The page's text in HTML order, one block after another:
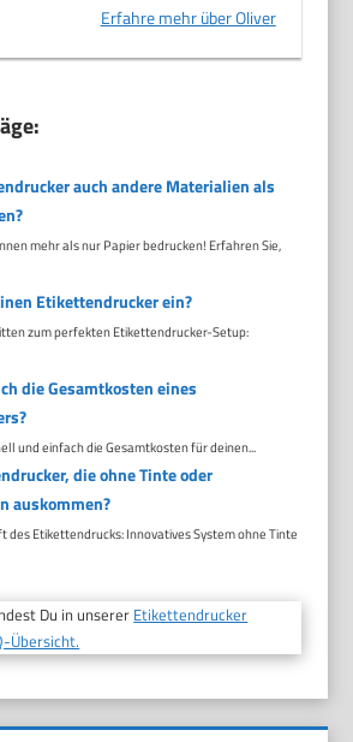
Erfahre mehr über Oliver
auch andere Materialien als
mehr als nur Papier bedrucken! Erfahren Sie,
Etikettendrucker ein?
zum perfekten Etikettendrucker-Setup:
die Gesamtkosten eines
und einfach die Gesamtkosten für deinen...
die ohne Tinte oder
auskommen?
des Etikettendrucks: Innovatives System ohne Tinte
Du in unserer Etikettendrucker
Übersicht.